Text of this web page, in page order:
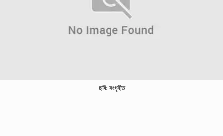
ছবি: সংগৃহীত